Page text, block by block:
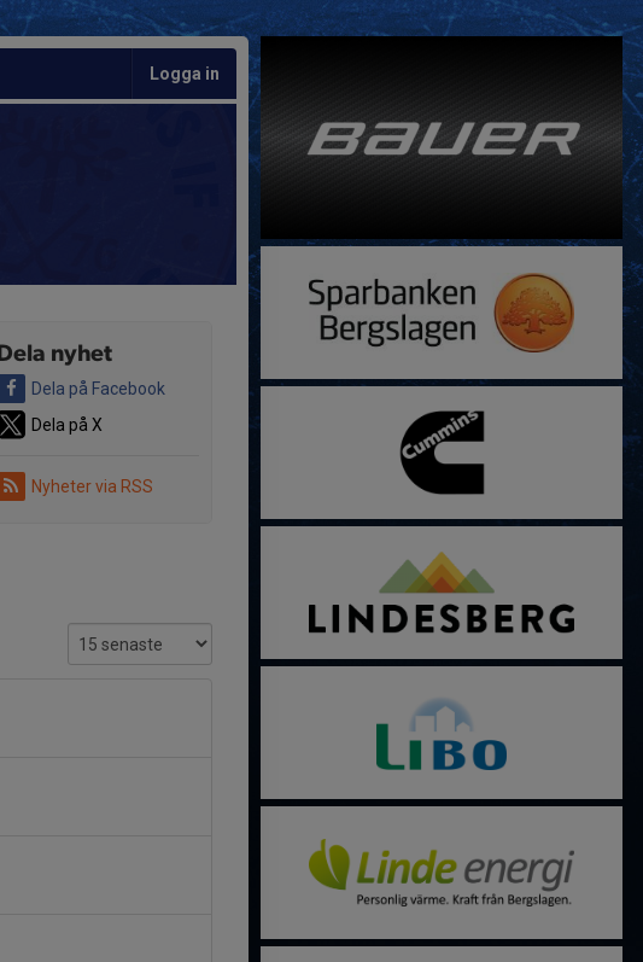
Logga in
Dela nyhet
Dela på Facebook
Dela på X
Nyheter via RSS